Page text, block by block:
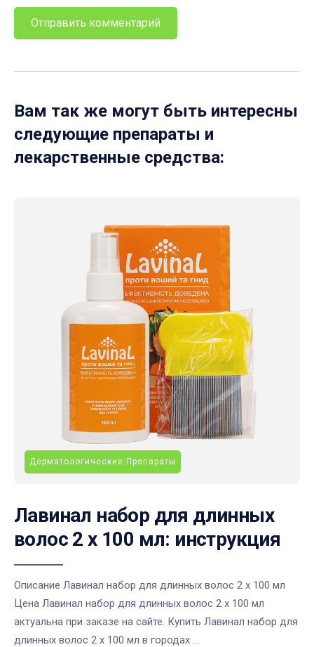
Вам так же могут быть интересны
следующие препараты и
лекарственные средства:
Дерматологические Препараты
Лавинал набор для длинных
волос 2 х 100 мл: инструкция
Описание Лавинал набор для длинных волос 2 х 100 мл
Цена Лавинал набор для длинных волос 2 х 100 мл
актуальна при заказе на сайте. Купить Лавинал набор для
длинных волос 2 х 100 мл в городах ...